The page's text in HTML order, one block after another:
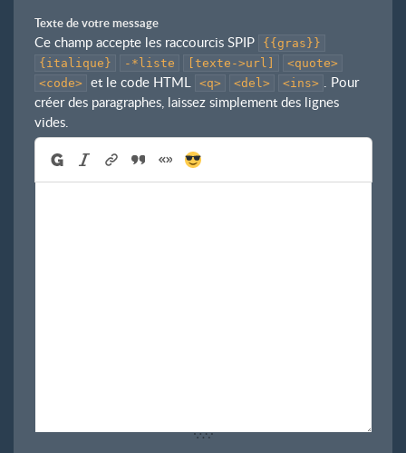
Texte de votre message
Ce champ accepte les raccourcis SPIP
{{gras}}
{italique}
-*liste [texte->url]
<quote>
<code>
et le code HTML <q> <del> <ins> . Pour
créer des paragraphes, laissez simplement des lignes
vides.